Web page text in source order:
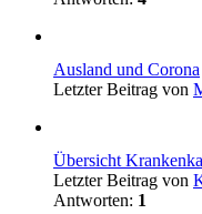
Ausland und Corona
Letzter Beitrag von
Übersicht
Letzter Beitrag von
Antworten: 1